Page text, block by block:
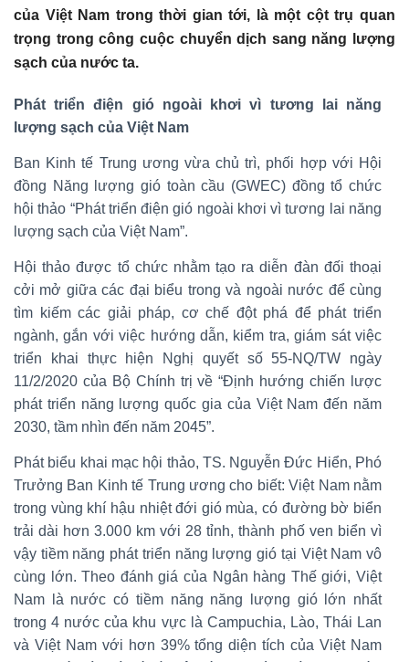
của Việt Nam trong thời gian tới, là một cột trụ quan
trọng trong công cuộc chuyển dịch sang năng lượng
sạch của nước ta.
Phát triển điện gió ngoài khơi vì tương lai năng
lượng sạch của Việt Nam
Ban Kinh tế Trung ương vừa chủ trì, phối hợp với Hội
đồng Năng lượng gió toàn cầu (GWEC) đồng tổ chức
hội thảo “Phát triển điện gió ngoài khơi vì tương lai năng
lượng sạch của Việt Nam”.
Hội thảo được tổ chức nhằm tạo ra diễn đàn đối thoại
cởi mở giữa các đại biểu trong và ngoài nước để cùng
tìm kiếm các giải pháp, cơ chế đột phá để phát triển
ngành, gắn với việc hướng dẫn, kiểm tra, giám sát việc
triển khai thực hiện Nghị quyết số 55-NQ/TW ngày
11/2/2020 của Bộ Chính trị về “Định hướng chiến lược
phát triển năng lượng quốc gia của Việt Nam đến năm
2030, tầm nhìn đến năm 2045”.
Phát biểu khai mạc hội thảo, TS. Nguyễn Đức Hiển, Phó
Trưởng Ban Kinh tế Trung ương cho biết: Việt Nam nằm
trong vùng khí hậu nhiệt đới gió mùa, có đường bờ biển
trải dài hơn 3.000 km với 28 tỉnh, thành phố ven biển vì
vậy tiềm năng phát triển năng lượng gió tại Việt Nam vô
cùng lớn. Theo đánh giá của Ngân hàng Thế giới, Việt
Nam là nước có tiềm năng năng lượng gió lớn nhất
trong 4 nước của khu vực là Campuchia, Lào, Thái Lan
và Việt Nam với hơn 39% tổng diện tích của Việt Nam